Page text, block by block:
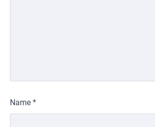
Name *